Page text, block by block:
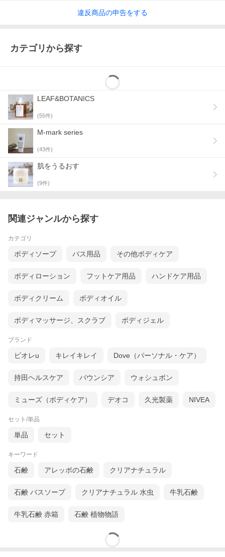
グレープフルーツ精油のさわやかな香り。
レモングラス精油のレモンに似たフレッシュな香り。
違反商品の申告をする
カテゴリから探す
LEAF&BOTANICS
(55件)
M-mark series
(43件)
肌をうるおす
(9件)
関連ジャンルから探す
カテゴリ
ボディソープ バス用品 その他ボディケア
ボディローション フットケア用品 ハンドケア用品
ボディクリーム ボディオイル
ボディマッサージ、スクラブ ボディジェル
ブランド
ビオレu キレイキレイ Dove（パーソナル・ケア）
持田ヘルスケア バウンシア ウォシュボン
ミューズ（ボディケア） デオコ 久光製薬 NIVEA
セット/単品
単品 セット
キーワード
石鹸 アレッポの石鹸 クリアナチュラル
石鹸 バスソープ クリアナチュラル 水虫 牛乳石鹸
牛乳石鹸 赤箱 石鹸 植物物語